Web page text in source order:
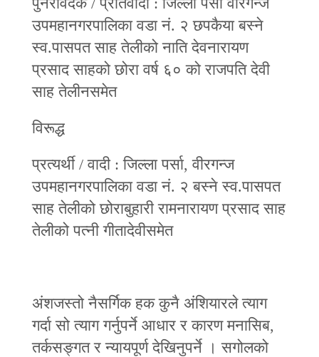
उपमहानगरपालिका वडा नं. २ छपकैया बस्‍ने
स्व.पासपत साह तेलीको नाति देवनारायण
प्रसाद साहको छोरा वर्ष ६० को राजपति देवी
साह तेलीनसमेत
विरूद्ध
प्रत्यर्थी / वादी : जिल्ला पर्सा, वीरगन्ज
उपमहानगरपालिका वडा नं. २ बस्‍ने स्व.पासपत
साह तेलीको छोराबुहारी रामनारायण प्रसाद साह
तेलीको पत्‍नी गीतादेवीसमेत
अंशजस्तो नैसर्गिक हक कुनै अंशियारले त्याग
गर्दा सो त्याग गर्नुपर्ने आधार र कारण मनासिब,
तर्कसङ्‍गत र न्यायपूर्ण देखिनुपर्ने । सगोलको